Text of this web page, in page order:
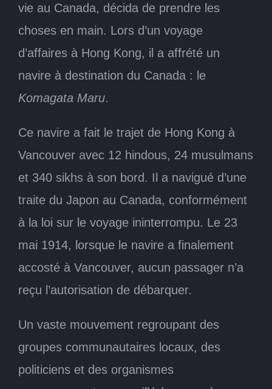
vie au Canada, décida de prendre les
choses en main. Lors d’un voyage
d’affaires à Hong Kong, il a affrété un
navire à destination du Canada : le
Komagata Maru.
Ce navire a fait le trajet de Hong Kong à
Vancouver avec 12 hindous, 24 musulmans
et 340 sikhs à son bord. Il a navigué d’une
traite du Japon au Canada, conformément
à la loi sur le voyage ininterrompu. Le 23
mai 1914, lorsque le navire a finalement
accosté à Vancouver, aucun passager n’a
reçu l’autorisation de débarquer.
Un vaste mouvement regroupant des
groupes communautaires locaux, des
politiciens et des organismes